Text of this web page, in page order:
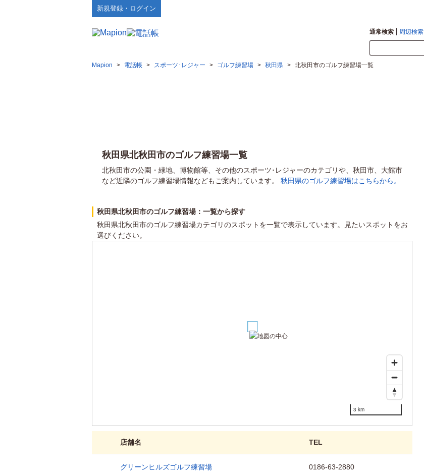
新規登録・ログイン
通常検索 周辺検索
Mapion > 電話帳 > スポーツ･レジャー > ゴルフ練習場 > 秋田県 > 北秋田市のゴルフ練習場一覧
秋田県北秋田市のゴルフ練習場一覧
北秋田市の公園・緑地、博物館等、その他のスポーツ･レジャーのカテゴリや、秋田市、大館市
など近隣のゴルフ練習場情報などもご案内しています。 秋田県のゴルフ練習場はこちらから。
秋田県北秋田市のゴルフ練習場：一覧から探す
秋田県北秋田市のゴルフ練習場カテゴリのスポットを一覧で表示しています。見たいスポットをお
選びください。
3 km
店舗名 TEL
グリーンヒルズゴルフ練習場 0186-63-2880